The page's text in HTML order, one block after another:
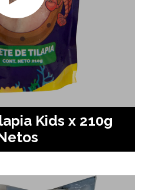
Kids x 210g